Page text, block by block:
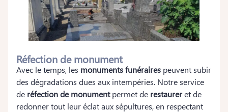
Réfection de monument
Avec le temps, les monuments funéraires peuvent subir
des dégradations dues aux intempéries. Notre service
de réfection de monumentpermet de restaureret de
redonner tout leur éclat aux sépultures, en respectant